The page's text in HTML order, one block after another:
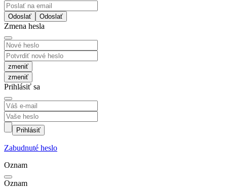
Odoslať
Zmena hesla
zmeniť
Prihlásiť sa
Prihlásiť
Zabudnuté heslo
Oznam
Oznam